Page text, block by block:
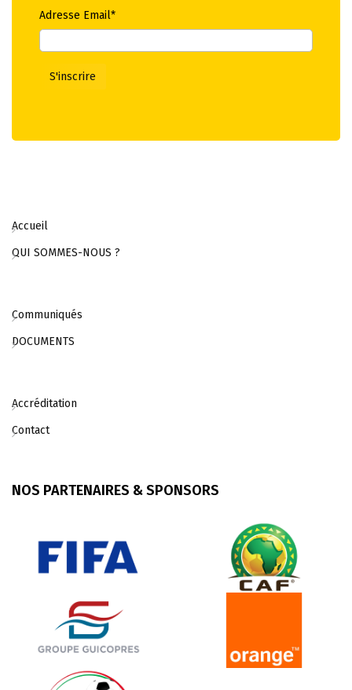
Adresse Email*
Accueil
QUI SOMMES-NOUS ?
Communiqués
DOCUMENTS
Accréditation
Contact
NOS PARTENAIRES & SPONSORS